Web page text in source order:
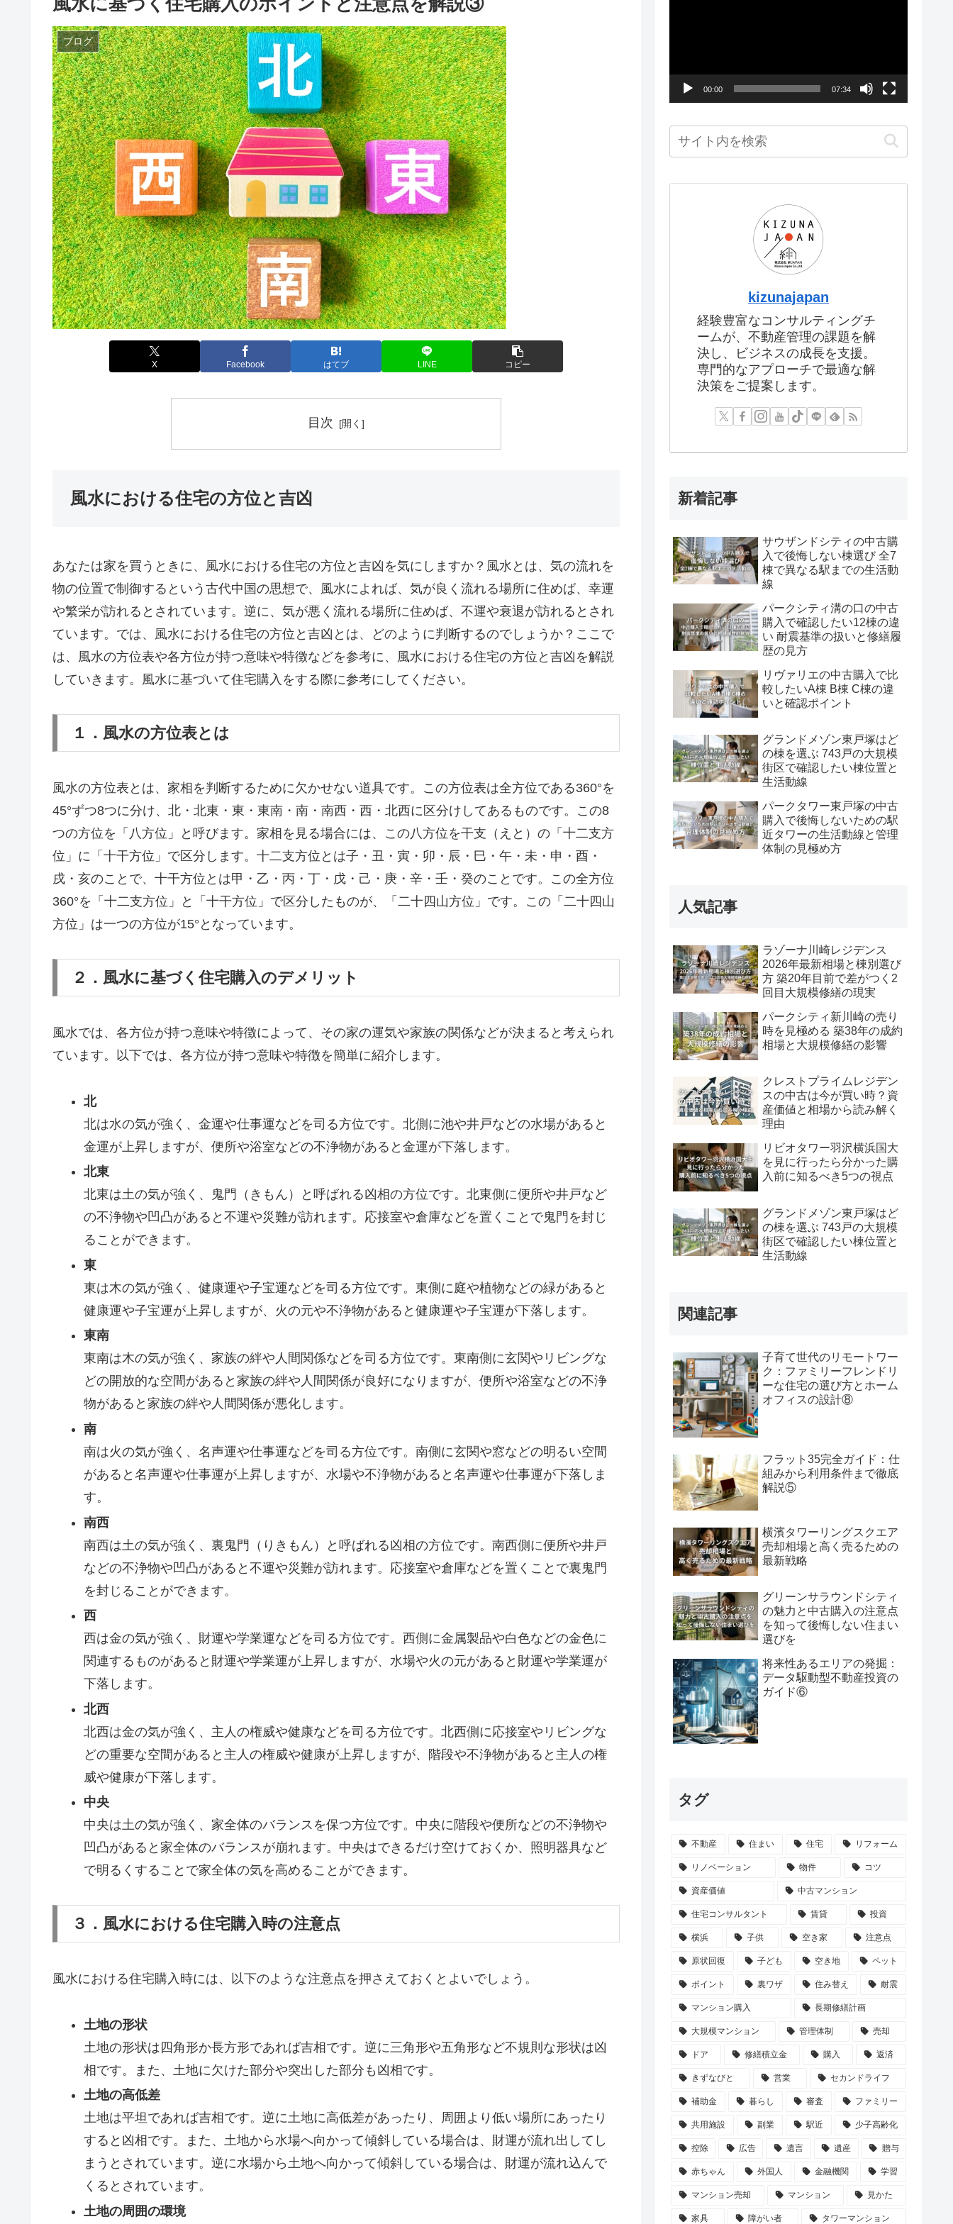
ブログ
X Facebook はてブ LINE コピー
目次
風水における住宅の方位と吉凶
あなたは家を買うときに、風水における住宅の方位と吉凶を気にしますか？風水とは、気の流れを
物の位置で制御するという古代中国の思想で、風水によれば、気が良く流れる場所に住めば、幸運
や繁栄が訪れるとされています。逆に、気が悪く流れる場所に住めば、不運や衰退が訪れるとされ
ています。では、風水における住宅の方位と吉凶とは、どのように判断するのでしょうか？ここで
は、風水の方位表や各方位が持つ意味や特徴などを参考に、風水における住宅の方位と吉凶を解説
していきます。風水に基づいて住宅購入をする際に参考にしてください。
１．風水の方位表とは
風水の方位表とは、家相を判断するために欠かせない道具です。この方位表は全方位である360°を
45°ずつ8つに分け、北・北東・東・東南・南・南西・西・北西に区分けしてあるものです。この8
つの方位を「八方位」と呼びます。家相を見る場合には、この八方位を干支（えと）の「十二支方
位」に「十干方位」で区分します。十二支方位とは子・丑・寅・卯・辰・巳・午・未・申・酉・
戌・亥のことで、十干方位とは甲・乙・丙・丁・戊・己・庚・辛・壬・癸のことです。この全方位
360°を「十二支方位」と「十干方位」で区分したものが、「二十四山方位」です。この「二十四山
方位」は一つの方位が15°となっています。
２．風水に基づく住宅購入のデメリット
風水では、各方位が持つ意味や特徴によって、その家の運気や家族の関係などが決まると考えられ
ています。以下では、各方位が持つ意味や特徴を簡単に紹介します。
北
北は水の気が強く、金運や仕事運などを司る方位です。北側に池や井戸などの水場があると
金運が上昇しますが、便所や浴室などの不浄物があると金運が下落します。
北東
北東は土の気が強く、鬼門（きもん）と呼ばれる凶相の方位です。北東側に便所や井戸など
の不浄物や凹凸があると不運や災難が訪れます。応接室や倉庫などを置くことで鬼門を封じ
ることができます。
東
東は木の気が強く、健康運や子宝運などを司る方位です。東側に庭や植物などの緑があると
健康運や子宝運が上昇しますが、火の元や不浄物があると健康運や子宝運が下落します。
東南
東南は木の気が強く、家族の絆や人間関係などを司る方位です。東南側に玄関やリビングな
どの開放的な空間があると家族の絆や人間関係が良好になりますが、便所や浴室などの不浄
物があると家族の絆や人間関係が悪化します。
南
南は火の気が強く、名声運や仕事運などを司る方位です。南側に玄関や窓などの明るい空間
があると名声運や仕事運が上昇しますが、水場や不浄物があると名声運や仕事運が下落しま
す。
南西
南西は土の気が強く、裏鬼門（りきもん）と呼ばれる凶相の方位です。南西側に便所や井戸
などの不浄物や凹凸があると不運や災難が訪れます。応接室や倉庫などを置くことで裏鬼門
を封じることができます。
西
西は金の気が強く、財運や学業運などを司る方位です。西側に金属製品や白色などの金色に
関連するものがあると財運や学業運が上昇しますが、水場や火の元があると財運や学業運が
下落します。
北西
北西は金の気が強く、主人の権威や健康などを司る方位です。北西側に応接室やリビングな
どの重要な空間があると主人の権威や健康が上昇しますが、階段や不浄物があると主人の権
威や健康が下落します。
中央
中央は土の気が強く、家全体のバランスを保つ方位です。中央に階段や便所などの不浄物や
凹凸があると家全体のバランスが崩れます。中央はできるだけ空けておくか、照明器具など
で明るくすることで家全体の気を高めることができます。
３．風水における住宅購入時の注意点
風水における住宅購入時には、以下のような注意点を押さえておくとよいでしょう。
土地の形状
土地の形状は四角形か長方形であれば吉相です。逆に三角形や五角形など不規則な形状は凶
相です。また、土地に欠けた部分や突出した部分も凶相です。
土地の高低差
土地は平坦であれば吉相です。逆に土地に高低差があったり、周囲より低い場所にあったり
すると凶相です。また、土地から水場へ向かって傾斜している場合は、財運が流れ出してし
まうとされています。逆に水場から土地へ向かって傾斜している場合は、財運が流れ込んで
くるとされています。
土地の周囲の環境
00:00 07:34
kizunajapan
経験豊富なコンサルティングチ
ームが、不動産管理の課題を解
決し、ビジネスの成長を支援。
専門的なアプローチで最適な解
決策をご提案します。
新着記事
サウザンドシティの中古購
入で後悔しない棟選び 全7
棟で異なる駅までの生活動
線
パークシティ溝の口の中古
購入で確認したい12棟の違
い 耐震基準の扱いと修繕履
歴の見方
リヴァリエの中古購入で比
較したいA棟 B棟 C棟の違
いと確認ポイント
グランドメゾン東戸塚はど
の棟を選ぶ 743戸の大規模
街区で確認したい棟位置と
生活動線
パークタワー東戸塚の中古
購入で後悔しないための駅
近タワーの生活動線と管理
体制の見極め方
人気記事
ラゾーナ川崎レジデンス
2026年最新相場と棟別選び
方 築20年目前で差がつく2
回目大規模修繕の現実
パークシティ新川崎の売り
時を見極める 築38年の成約
相場と大規模修繕の影響
クレストプライムレジデン
スの中古は今が買い時？資
産価値と相場から読み解く
理由
リビオタワー羽沢横浜国大
を見に行ったら分かった購
入前に知るべき5つの視点
グランドメゾン東戸塚はど
の棟を選ぶ 743戸の大規模
街区で確認したい棟位置と
生活動線
関連記事
子育て世代のリモートワー
ク：ファミリーフレンドリ
ーな住宅の選び方とホーム
オフィスの設計⑧
フラット35完全ガイド：仕
組みから利用条件まで徹底
解説⑤
横濱タワーリングスクエア
売却相場と高く売るための
最新戦略
グリーンサラウンドシティ
の魅力と中古購入の注意点
を知って後悔しない住まい
選びを
将来性あるエリアの発掘：
データ駆動型不動産投資の
ガイド⑥
タグ
不動産 住まい 住宅 リフォーム
リノベーション 物件 コツ
資産価値 中古マンション
住宅コンサルタント 賃貸 投資
横浜 子供 空き家 注意点
原状回復 子ども 空き地 ペット
ポイント 裏ワザ 住み替え 耐震
マンション購入 長期修繕計画
大規模マンション 管理体制 売却
ドア 修繕積立金 購入 返済
きずなびと 営業 セカンドライフ
補助金 暮らし 審査 ファミリー
共用施設 副業 駅近 少子高齢化
控除 広告 遺言 遺産 贈与
赤ちゃん 外国人 金融機関 学習
マンション売却 マンション 見かた
家具 障がい者 タワーマンション